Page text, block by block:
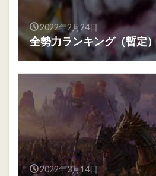
2022年2月24日
全勢力ランキング（暫定）
2022年3月14日